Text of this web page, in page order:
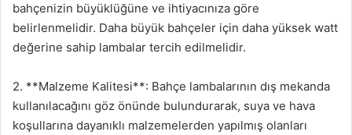
bahçenizin büyüklüğüne ve ihtiyacınıza göre
belirlenmelidir. Daha büyük bahçeler için daha yüksek watt
değerine sahip lambalar tercih edilmelidir.
2. **Malzeme Kalitesi**: Bahçe lambalarının dış mekanda
kullanılacağını göz önünde bulundurarak, suya ve hava
koşullarına dayanıklı malzemelerden yapılmış olanları